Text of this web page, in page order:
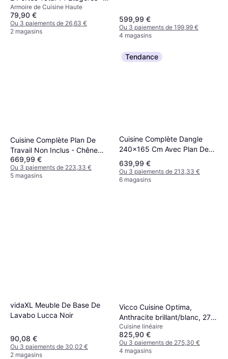
Bordeaux
Armoire de Cuisine Haute
79,90 €
Ou 3 paiements de 26,63 €
2 magasins
599,99 €
Ou 3 paiements de 199,99 €
4 magasins
Cuisine Complète Plan De
Travail Non Inclus - Chêne
Artisan/Noir Mat
669,99 €
Ou 3 paiements de 223,33 €
5 magasins
Tendance
Cuisine Complète Dangle
240x165 Cm Avec Plan De
Travail - Gris Matera
639,99 €
Ou 3 paiements de 213,33 €
6 magasins
vidaXL Meuble De Base De
Lavabo Lucca Noir
90,08 €
Ou 3 paiements de 30,02 €
2 magasins
Vicco Cuisine Optima,
Anthracite brillant/blanc, 270
cm sans plan de travail
Cuisine linéaire
825,90 €
Ou 3 paiements de 275,30 €
4 magasins